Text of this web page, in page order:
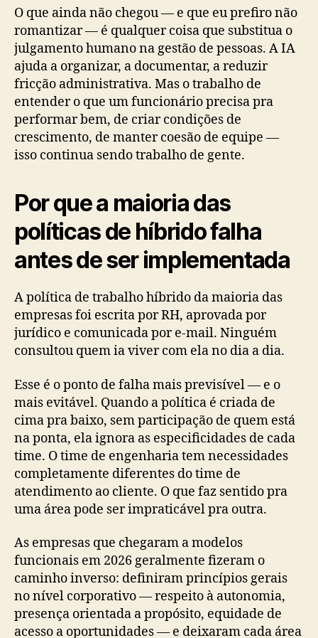
O que ainda não chegou — e que eu prefiro não
romantizar — é qualquer coisa que substitua o
julgamento humano na gestão de pessoas. A IA
ajuda a organizar, a documentar, a reduzir
fricção administrativa. Mas o trabalho de
entender o que um funcionário precisa pra
performar bem, de criar condições de
crescimento, de manter coesão de equipe —
isso continua sendo trabalho de gente.
Por que a maioria das
políticas de híbrido falha
antes de ser implementada
A política de trabalho híbrido da maioria das
empresas foi escrita por RH, aprovada por
jurídico e comunicada por e-mail. Ninguém
consultou quem ia viver com ela no dia a dia.
Esse é o ponto de falha mais previsível — e o
mais evitável. Quando a política é criada de
cima pra baixo, sem participação de quem está
na ponta, ela ignora as especificidades de cada
time. O time de engenharia tem necessidades
completamente diferentes do time de
atendimento ao cliente. O que faz sentido pra
uma área pode ser impraticável pra outra.
As empresas que chegaram a modelos
funcionais em 2026 geralmente fizeram o
caminho inverso: definiram princípios gerais
no nível corporativo — respeito à autonomia,
presença orientada a propósito, equidade de
acesso a oportunidades — e deixaram cada área